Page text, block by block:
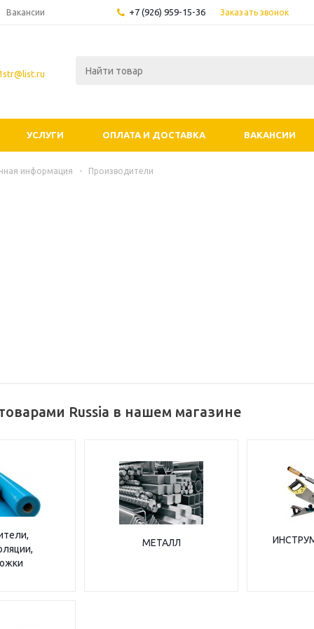
Вакансии +7 (926) 959-15-36 Заказать звонок
УСЛУГИ ОПЛАТА И ДОСТАВКА ВАКАНСИИ
информация - Производители
Russia в нашем магазине
МЕТАЛЛ